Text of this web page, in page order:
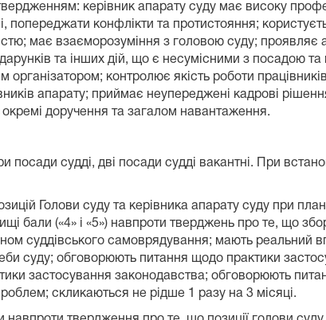
керівник апарату суду має високу
попереджати конфлікти та протистояння;
має взаєморозуміння з головою суду; проявляє
та інших дій, що є несумісними з посадою
контролює якість роботи
апарату; приймає неупереджені кадрові
доручення та загалом навантаження.
зборів суду.
посади судді, дві посади судді вакантні. При
Голови суду та керівника апарату суду при
бали («4» і «5») навпроти тверджень про те, що
суддівського самоврядування; мають реальний
суду; обговорюють питання щодо практики
застосування законодавства; обговорюють
окремих проблем;